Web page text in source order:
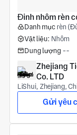
Đinh nhôm rèn
Danh mục rèn
Vật liệu: Nhôm
Dung lượng --
Zhejiang
Co. LTD
LiShui, Zhejiang,
Gửi yêu